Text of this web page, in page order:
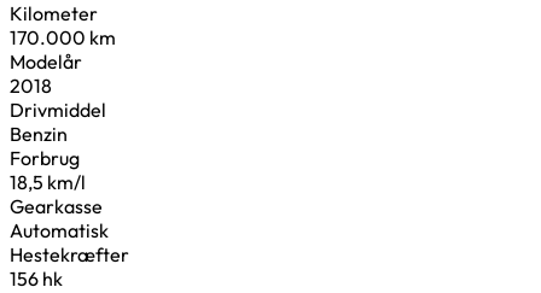
Kilometer
170.000 km
Modelår
2018
Drivmiddel
Benzin
Forbrug
18,5 km/l
Gearkasse
Automatisk
Hestekræfter
156 hk